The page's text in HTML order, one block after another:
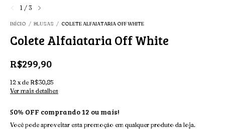
1 / 3
INÍCIO / BLUSAS / COLETE ALFAIATARIA OFF WHITE
Colete Alfaiataria Off White
R$299,90
12 x de R$30,85
Ver mais detalhes
50% OFF comprando 12 ou mais!
Você pode aproveitar esta promoção em qualquer produto da loja.